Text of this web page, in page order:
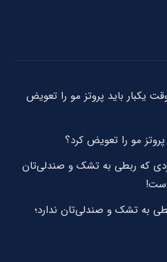
یکبار باید پروتز مو را تعویض
مو را تعویض کرد؟
که ربطی به تشک و صندلی‌تان
به تشک و صندلی‌تان ندارد؛